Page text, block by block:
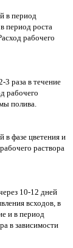
в период
период роста
рабочего
3 раза в течение
рабочего
полива.
в фазе цветения и
раствора
10-12 дней
всходов, в
и в период
в зависимости